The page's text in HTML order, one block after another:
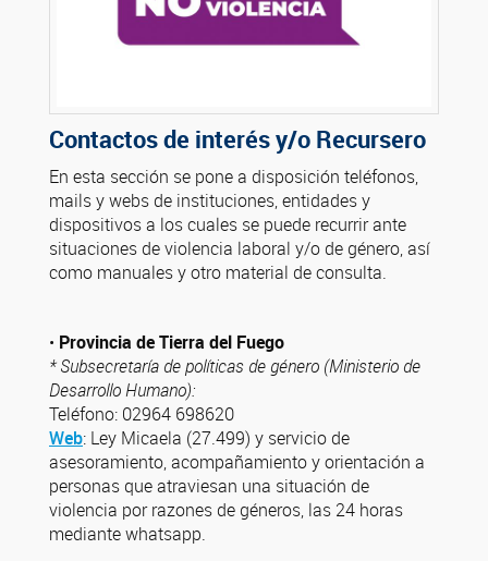
Contactos de interés y/o Recursero
En esta sección se pone a disposición teléfonos,
mails y webs de instituciones, entidades y
dispositivos a los cuales se puede recurrir ante
situaciones de violencia laboral y/o de género, así
como manuales y otro material de consulta.
• Provincia de Tierra del Fuego
* Subsecretaría de políticas de género (Ministerio de
Desarrollo Humano):
Teléfono: 02964 698620
Web: Ley Micaela (27.499) y servicio de
asesoramiento, acompañamiento y orientación a
personas que atraviesan una situación de
violencia por razones de géneros, las 24 horas
mediante whatsapp.